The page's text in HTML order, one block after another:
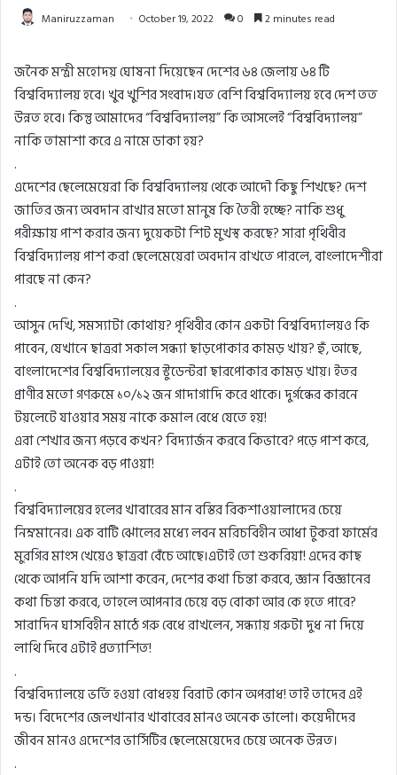
Maniruzzaman October 19, 2022 0 2 minutes read
জনৈক মন্ত্রী মহোদয় ঘোষনা দিয়েছেন দেশের ৬৪ জেলায় ৬৪ টি
বিশ্ববিদ্যালয় হবে। খুব খুশির সংবাদ।যত বেশি বিশ্ববিদ্যালয় হবে দেশ তত
উন্নত হবে। কিন্তু আমাদের “বিশ্ববিদ্যালয়” কি আসলেই “বিশ্ববিদ্যালয়”
নাকি তামাশা করে এ নামে ডাকা হয়?
.
এদেশের ছেলেমেয়েরা কি বিশ্ববিদ্যালয় থেকে আদৌ কিছু শিখছে? দেশ
জাতির জন্য অবদান রাখার মতো মানুষ কি তৈরী হচ্ছে? নাকি শুধু
পরীক্ষায় পাশ করার জন্য দুয়েকটা শিট মুখস্থ করছে? সারা পৃথিবীর
বিশ্ববিদ্যালয় পাশ করা ছেলেমেয়েরা অবদান রাখতে পারলে, বাংলাদেশীরা
পারছে না কেন?
.
আসুন দেখি, সমস্যাটা কোথায়? পৃথিবীর কোন একটা বিশ্ববিদ্যালয়ও কি
পাবেন, যেখানে ছাত্ররা সকাল সন্ধ্যা ছাড়পোকার কামড় খায়? হুঁ, আছে,
বাংলাদেশের বিশ্ববিদ্যালয়ের স্টুডেন্টরা ছারপোকার কামড় খায়। ইতর
প্রাণীর মতো গণরুমে ১০/১২ জন গাদাগাদি করে থাকে। দুর্গন্ধের কারনে
টয়লেটে যাওয়ার সময় নাকে রুমাল বেধে যেতে হয়!
এরা শেখার জন্য পড়বে কখন? বিদ্যার্জন করবে কিভাবে? পড়ে পাশ করে,
এটাই তো অনেক বড় পাওয়া!
.
বিশ্ববিদ্যালয়ের হলের খাবারের মান বস্তির রিকশাওয়ালাদের চেয়ে
নিম্নমানের। এক বাটি ঝোলের মধ্যে লবন মরিচবিহীন আধা টুকরা ফার্মের
মুরগির মাংস খেয়েও ছাত্ররা বেঁচে আছে।এটাই তো শুকরিয়া! এদের কাছ
থেকে আপনি যদি আশা করেন, দেশের কথা চিন্তা করবে, জ্ঞান বিজ্ঞানের
কথা চিন্তা করবে, তাহলে আপনার চেয়ে বড় বোকা আর কে হতে পারে?
সারাদিন ঘাসবিহীন মাঠে গরু বেধে রাখলেন, সন্ধ্যায় গরুটা দুধ না দিয়ে
লাথি দিবে এটাই প্রত্যাশিত!
.
বিশ্ববিদ্যালয়ে ভর্তি হওয়া বোধহয় বিরাট কোন অপরাধ! তাই তাদের এই
দন্ড। বিদেশের জেলখানার খাবারের মানও অনেক ভালো। কয়েদীদের
জীবন মানও এদেশের ভার্সিটির ছেলেমেয়েদের চেয়ে অনেক উন্নত।
.